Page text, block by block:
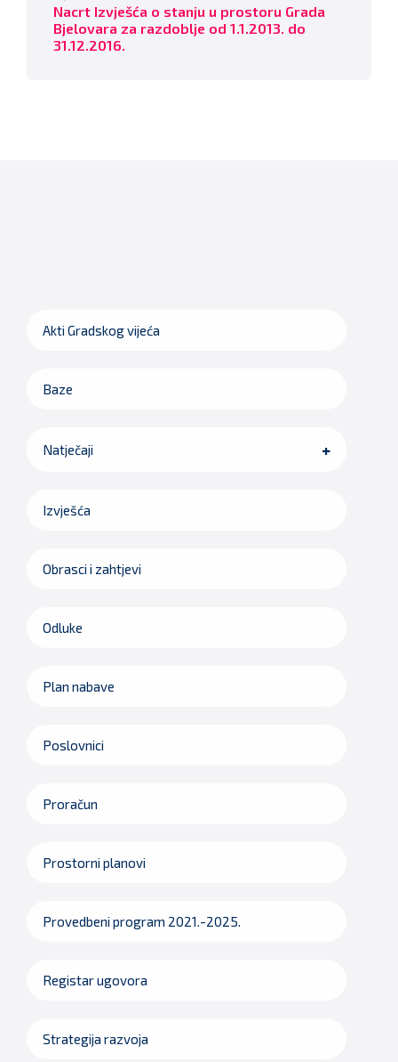
Nacrt Izvješća o stanju u prostoru Grada
Bjelovara za razdoblje od 1.1.2013. do
31.12.2016.
Akti Gradskog vijeća
Baze
Natječaji
Izvješća
Obrasci i zahtjevi
Odluke
Plan nabave
Poslovnici
Proračun
Prostorni planovi
Provedbeni program 2021.-2025.
Registar ugovora
Strategija razvoja